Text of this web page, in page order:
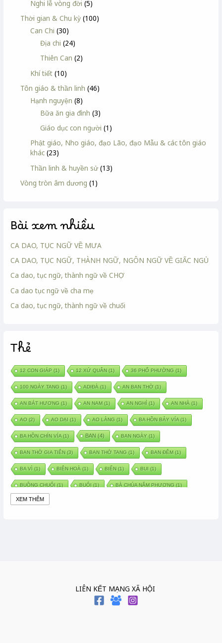
Nghi lễ vòng đời (5)
Thời gian & Chu kỳ (100)
Can Chi (30)
Địa chi (24)
Thiên Can (2)
Khí tiết (10)
Tôn giáo & thần linh (46)
Hạnh nguyện (8)
Bữa ăn gia đình (3)
Giáo dục con người (1)
Phật giáo, Nho giáo, đạo Lão, đạo Mẫu & các tôn giáo
khác (23)
Thần linh & huyền sử (13)
Vòng tròn âm dương (1)
Bài xem nhiều
CA DAO, TỤC NGỮ VỀ MƯA
CA DAO, TỤC NGỮ, THÀNH NGỮ, NGÔN NGỮ VỀ GIẤC NGỦ
Ca dao, tục ngữ, thành ngữ về CHỢ
Ca dao tục ngữ về cha mẹ
Ca dao, tục ngữ, thành ngữ về chuối
Thẻ
12 CON GIÁP (1) 12 XỨ QUÂN (1) 36 PHỐ PHƯỜNG (1)
100 NGÀY TANG (1) ADIĐÀ (1) AN BAN THỜ(1)
AN BÁT HƯƠNG (1) AN NAM(1) AN NGHỈ (1) AN NHÀ (1)
AO (2) AO DẠI (1) AO LÀNG (1) BA HỒN BẢY VÍA(1)
BA HỒN CHÍN VÍA(1) BAN (4) BAN NGÀY (1)
BAN THỜ GIA TIÊN (3) BAN THỜ TANG (1) BAN ĐÊM(1)
BA VÌ (1) BIÊN HOÀ (1) BIỂN (1) BUI (1)
BUỒNG CHUỐI (1) BUỔI (1) BÀ CHÚA NĂM PHƯƠNG (1)
BÀ CHÚA THÀNH ĐÔNG
BÁNH TRÁNG (1) BÁNH TRÔI BÁNH CHAY
XEM THÊM
LIÊN KẾT MẠNG XÃ HỘI